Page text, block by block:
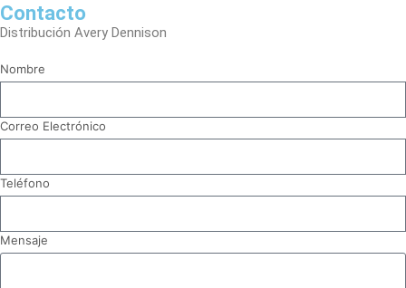
Contacto
Distribución Avery Dennison
Nombre
Correo Electrónico
Teléfono
Mensaje